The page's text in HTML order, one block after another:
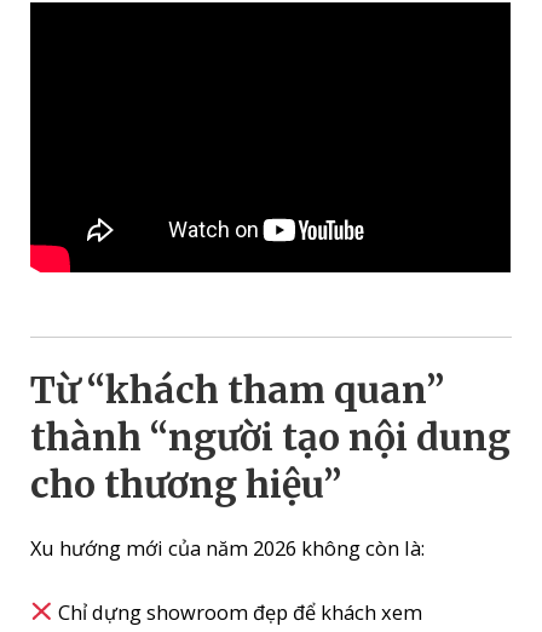
Từ “khách tham quan”
thành “người tạo nội dung
cho thương hiệu”
Xu hướng mới của năm 2026 không còn là:
Chỉ dựng showroom đẹp để khách xem